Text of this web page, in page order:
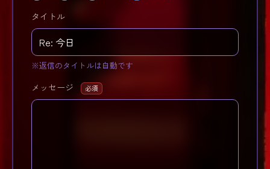
タイトル
※返信のタイトルは自動です
メッセージ 必須